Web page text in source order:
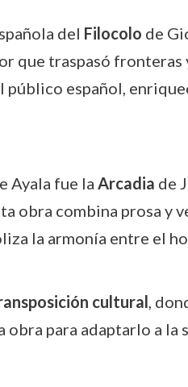
del Filocolo de
que traspasó
público español,
Ayala fue la Arcadia de
obra combina prosa y
la armonía entre el
cultural,
para adaptarlo a